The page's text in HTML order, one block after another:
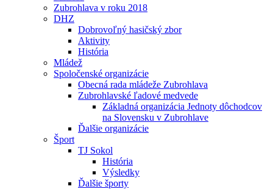
Zubrohlava v roku 2018
DHZ
Dobrovoľný hasičský zbor
Aktivity
História
Mládež
Spoločenské organizácie
Obecná rada mládeže Zubrohlava
Zubrohlavské ľadové medvede
Základná organizácia Jednoty dôchodcov
na Slovensku v Zubrohlave
Ďalšie organizácie
Šport
TJ Sokol
História
Výsledky
Ďalšie športy